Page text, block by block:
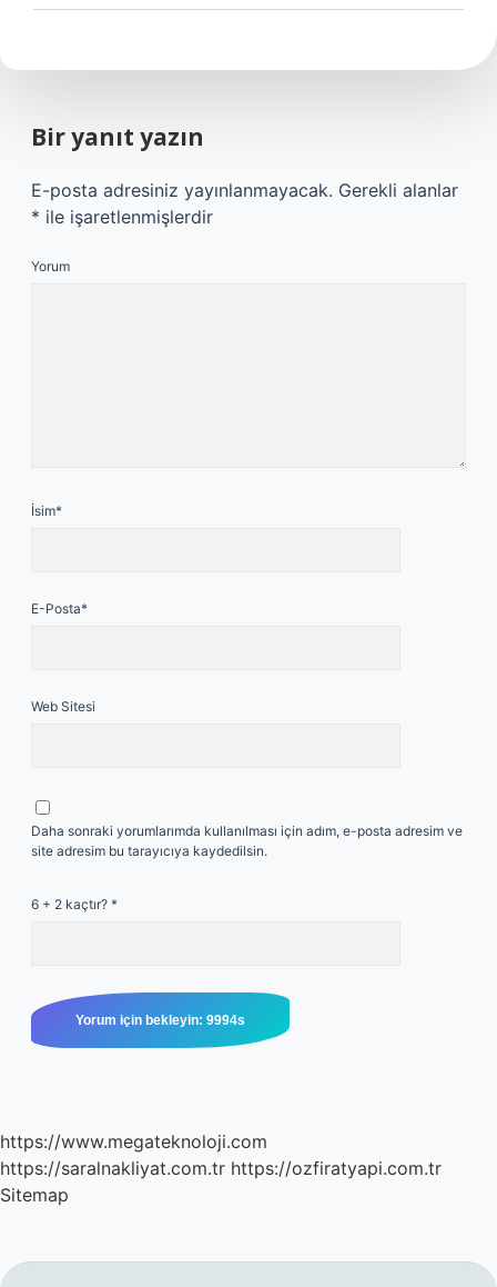
Bir yanıt yazın
E-posta adresiniz yayınlanmayacak. Gerekli alanlar
* ile işaretlenmişlerdir
Yorum
İsim*
E-Posta*
Web Sitesi
Daha sonraki yorumlarımda kullanılması için adım, e-posta adresim ve
site adresim bu tarayıcıya kaydedilsin.
6 + 2 kaçtır? *
https://www.megateknoloji.com
https://saralnakliyat.com.tr https://ozfiratyapi.com.tr
Sitemap